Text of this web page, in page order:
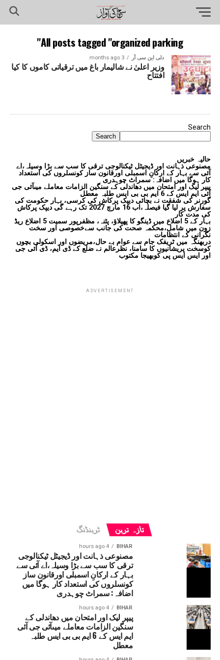
All posts tagged "organized parking"
دلی این سی آر 3 months ago
وزیر اعلیٰ نے شالیمار باغ میں ترقیاتی کاموں کا کیا
افتتاح
Search
Search
حالیہ خبریں
مصنوعی ذہانت اور ڈیجیٹل ٹیکنالوجی ترقی کا سب سے بڑا وسیلہ،اے
آئی سے بہار کے ارکانِ اسمبلی اورقانون ساز کونسلروں کی استعداد
کار ہوگا میں اضافہ: سمراٹ چوہدری
پیپر لیک اور امتحان میں دھاندلی کے سنگین الزامات معاملے میںآئی جی
آئی ایم ایس کے 6 ایم بی بی ایس طلبہ معطل
گورنر کی شفقت نے بچائی دیپک پرکاش کی کرسی، بہار حکومت کی
سفارش پر لیا گیا فیصلہ،اب 16 مارچ 2027 تک رہے گی دیپک پرکاش
کی مدت کار
بہار کے 5 اضلاع میں ڈینگو کا پھیلاؤ، پٹنہ، مظفرپور سمیت 5 اضلاع ریڈ
زون میں شامل،محکمہ صحت کی جانب سےخصوصی اور سخت
نگرانی کے انتظامات
دربھنگہ میں ٹریفک جام سے عوام بے حال،مریضوں اور اسکولی بچوں
کوسخت پریشانیوں کا سامنا، نظرعالم نے ضلع کے ڈی ایم، ڈی آئی جی
اور ایس ایس پی کوبھیجا مکتوب
ADVERTISEMENT
تازہ ترین ٹرینڈنگ
BIHAR
4 hours ago
مصنوعی ذہانت اور ڈیجیٹل ٹیکنالوجی
ترقی کا سب سے بڑا وسیلہ،اے آئی سے
بہار کے ارکانِ اسمبلی اورقانون ساز
کونسلروں کی استعداد کار ہوگا میں
اضافہ: سمراٹ چوہدری
BIHAR
4 hours ago
پیپر لیک اور امتحان میں دھاندلی کے
سنگین الزامات معاملے میںآئی جی آئی
ایم ایس کے 6 ایم بی بی ایس طلبہ
معطل